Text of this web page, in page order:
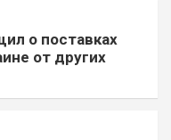
о поставках
от других